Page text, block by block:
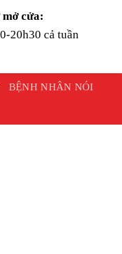
mở cửa:
20h30 cả tuần
BỆNH NHÂN NÓI